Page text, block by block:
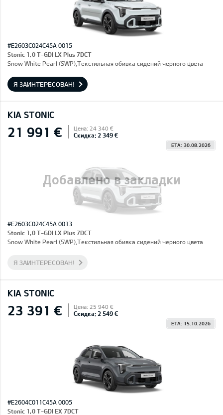
#E2603C024C45A 0015
Stonic 1,0 T-GDI LX Plus 7DCT
Snow White Pearl (SWP),Текстильная обивка сидений черного цвета
Я ЗАИНТЕРЕСОВАН!
KIA STONIC
Добавлено в закладки
21 991 € Цена: 24 340 €
Скидка: 2 349 €
ETA: 30.08.2026
#E2603C024C45A 0013
Stonic 1,0 T-GDI LX Plus 7DCT
Snow White Pearl (SWP),Текстильная обивка сидений черного цвета
Я ЗАИНТЕРЕСОВАН!
KIA STONIC
23 391 € Цена: 25 940 €
Скидка: 2 549 €
ETA: 15.10.2026
#E2604C011C45A 0005
Stonic 1,0 T-GDI EX 7DCT